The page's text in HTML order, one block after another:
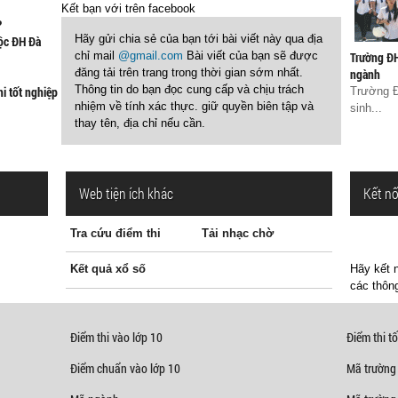
ĐH Đà
tốt nghiệp
Kết bạn với trên facebook
Hãy gửi chia sẻ của bạn tới bài viết này qua địa
chỉ mail @gmail.com Bài viết của bạn sẽ được
đăng tải trên trang trong thời gian sớm nhất.
Thông tin do bạn đọc cung cấp và chịu trách
nhiệm về tính xác thực. giữ quyền biên tập và
thay tên, địa chỉ nếu cần.
Trường
ngành
Trường
sinh...
Web tiện ích khác
Tra cứu điểm thi Tải nhạc chờ
Kết quả xổ số
Kết
Hãy kết
các
Điểm thi vào lớp 10
Điểm thi
Điểm chuẩn vào lớp 10
Mã